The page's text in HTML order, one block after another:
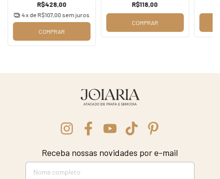
R$428,00
4x de R$107,00 sem juros
COMPRAR
R$118,00
COMPRAR
Receba nossas novidades por e-mail